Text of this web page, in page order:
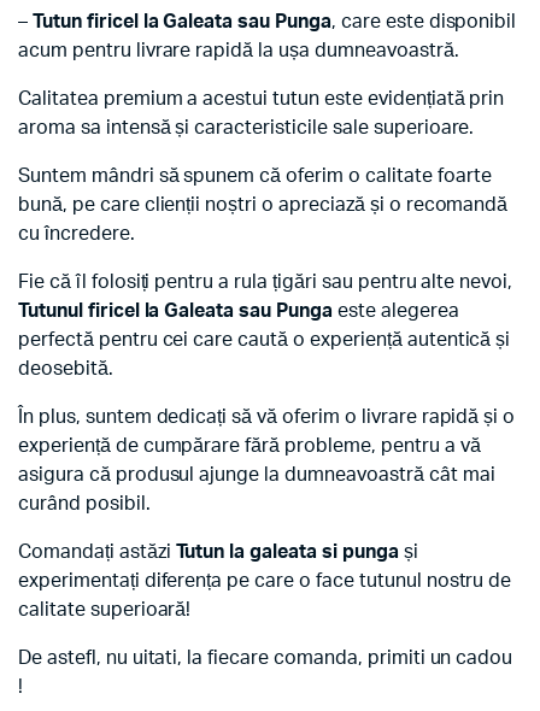
– Tutun firicel la Galeata sau Punga, care este disponibil
acum pentru livrare rapidă la ușa dumneavoastră.
Calitatea premium a acestui tutun este evidențiată prin
aroma sa intensă și caracteristicile sale superioare.
Suntem mândri să spunem că oferim o calitate foarte
bună, pe care clienții noștri o apreciază și o recomandă
cu încredere.
Fie că îl folosiți pentru a rula țigări sau pentru alte nevoi,
Tutunul firicel la Galeata sau Punga este alegerea
perfectă pentru cei care caută o experiență autentică și
deosebită.
În plus, suntem dedicați să vă oferim o livrare rapidă și o
experiență de cumpărare fără probleme, pentru a vă
asigura că produsul ajunge la dumneavoastră cât mai
curând posibil.
Comandați astăzi Tutun la galeata si punga și
experimentați diferența pe care o face tutunul nostru de
calitate superioară!
De astefl, nu uitati, la fiecare comanda, primiti un cadou
!